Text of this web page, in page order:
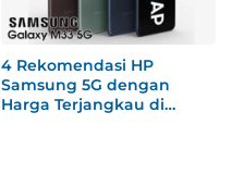
4 Rekomendasi HP
Samsung 5G dengan
Harga Terjangkau di